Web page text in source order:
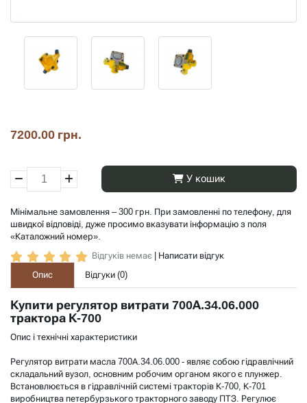
7200.00 грн.
У кошик
Мінімальне замовлення – 300 грн. При замовленні по телефону, для
швидкої відповіді, дуже просимо вказувати інформацію з поля
«Каталожний номер».
Відгуків немає
Написати відгук
Опис
Відгуки (0)
Купити регулятор витрати 700А.34.06.000
трактора К-700
Опис і технічні характеристики
Регулятор витрати масла 700А.34.06.000 - являє собою гідравлічний
складальний вузол, основним робочим органом якого є плунжер.
Встановлюється в гідравлічній системі тракторів К-700, К-701
виробництва петербурзького тракторного заводу ПТЗ. Регулює